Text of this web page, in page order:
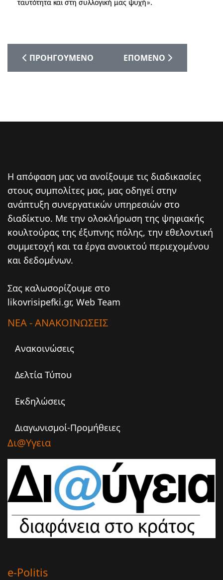
ταυτότητα και στη συλλογική μας ψυχή».
ΠΡΟΗΓΟΎΜΕΝΟ ΆΡΘΡΟ: ΔΥΝΑΜΙΚΉ Η ΠΑΡΟΥΣΊΑ
ΠΡΟΗΓΟΎΜΕΝΟ ΕΠΌΜΕΝΟ ΆΡΘΡΟ: ΤΑ
ΕΠΌΜΕΝΟ
Η απόφαση μας να ανοίξουμε τις διαδικασίες
στους συμπολίτες μας, μας οδηγεί στην
ανάπτυξη συνεργατικών υπηρεσιών στο
διαδίκτυο. Mε την ολοκλήρωση της ψηφιακής
κουλτούρας της έξυπνης πόλης, την εθελοντική
συμμετοχή και τα έργα ανοικτού περιεχομένου
και δεδομένων.
Σας καλωσορίζουμε στο
likovrisipefki.gr, Web Team
ΝΕΑ - ΑΝΑΚΟΙΝΩΣΕΙΣ
Ανακοινώσεις
Δελτία Τύπου
Εκδηλώσεις
Διαγωνισμοί-Προμήθειες
Δι@υγεια
e-Politis